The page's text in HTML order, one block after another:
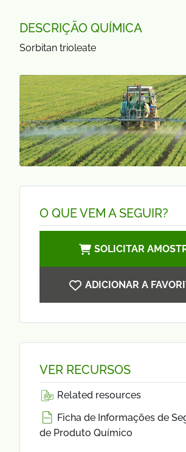
DESCRIÇÃO QUÍMICA
Sorbitan trioleate
O QUE VEM A SEGUIR?
SOLICITAR
ADICIONAR A
VER RECURSOS
Related resources
Ficha de Informações de
de Produto Químico